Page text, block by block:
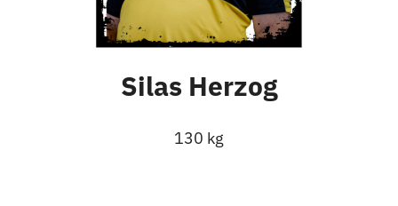
Silas Herzog
130 kg